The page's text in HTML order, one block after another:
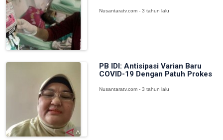
Nusantaratv.com - 3 tahun lalu
PB IDI: Antisipasi Varian Baru
COVID-19 Dengan Patuh Prokes
Nusantaratv.com - 3 tahun lalu